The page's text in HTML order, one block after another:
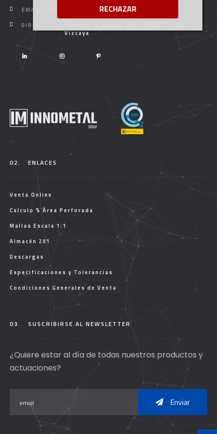
RECHAZAR
EMAIL:
comercial@innometalgroup.com
DIRECCIÓN:
Vizcaya
02. ENLACES
Venta Online
Calculo % Área Perforada
Mallas Escala 1:1
Almacén 2X1
Descargas
Especificaciones y Tolerancias
Condiciones Generales de Venta
03. SUSCRIBIRSE AL NEWSLETTER
¿Quiere estar al día de todas nuestros productos y
actuaciones?
Enviar